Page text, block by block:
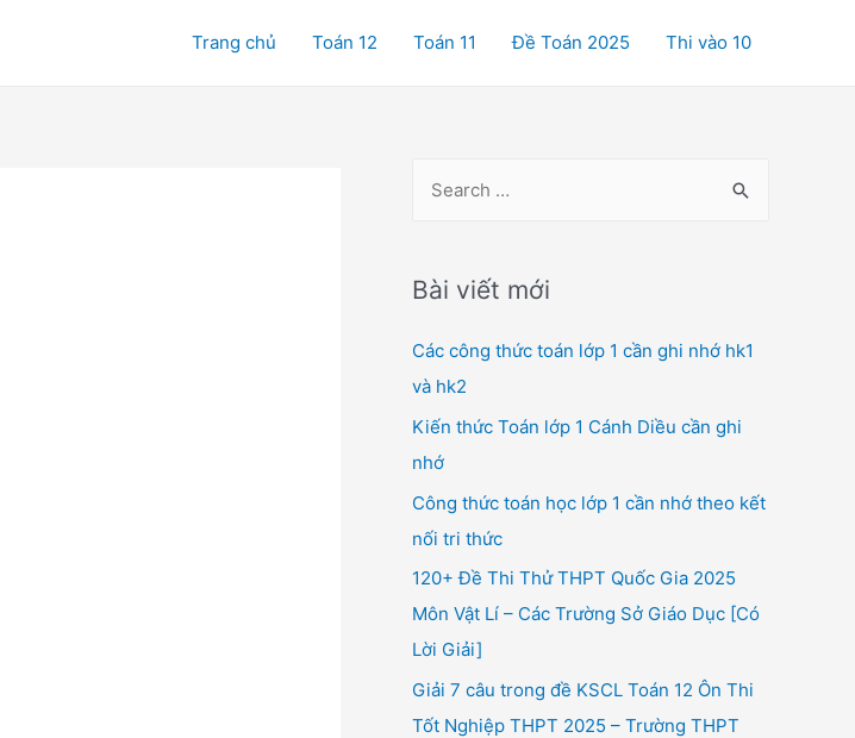
Trang chủ Toán 12 Toán 11 Đề Toán 2025 Thi vào 10
r
h
f
o
r
:
Bài viết mới
Các công thức toán lớp 1 cần ghi nhớ hk1
và hk2
Kiến thức Toán lớp 1 Cánh Diều cần ghi
nhớ
Công thức toán học lớp 1 cần nhớ theo kết
nối tri thức
120+ Đề Thi Thử THPT Quốc Gia 2025
Môn Vật Lí – Các Trường Sở Giáo Dục [Có
Lời Giải]
Giải 7 câu trong đề KSCL Toán 12 Ôn Thi
Tốt Nghiệp THPT 2025 – Trường THPT